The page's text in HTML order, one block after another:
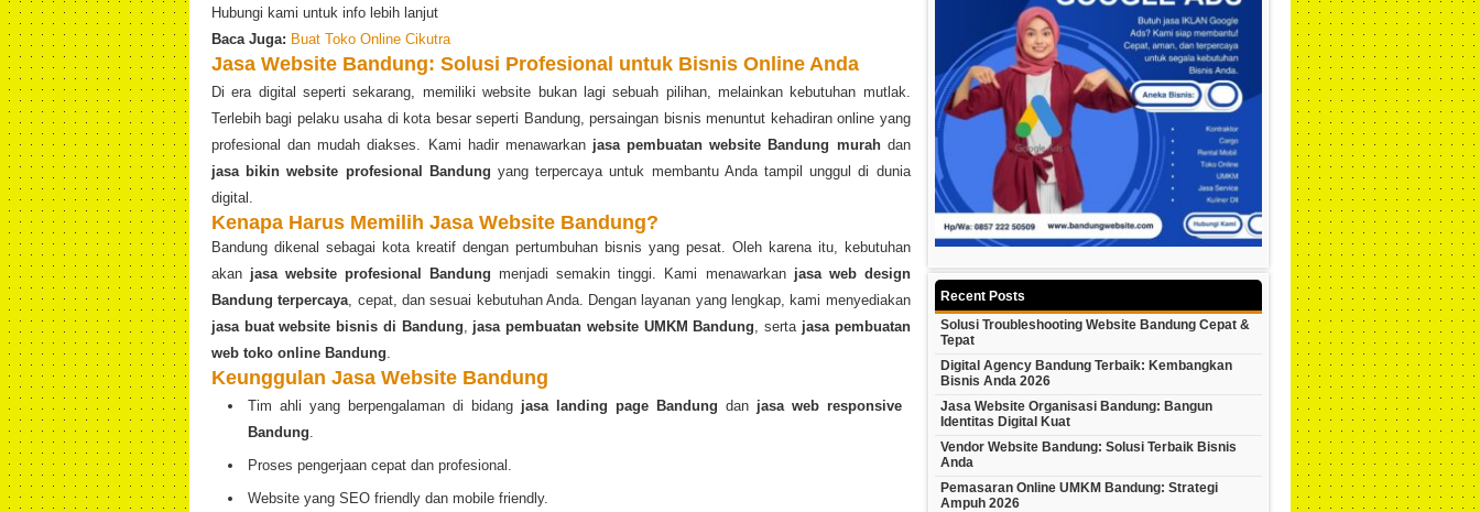
Hubungi kami untuk info lebih lanjut
Baca Juga: Buat Toko Online Cikutra
Jasa Website Bandung: Solusi Profesional untuk Bisnis Online Anda
Di era digital seperti sekarang, memiliki website bukan lagi sebuah pilihan, melainkan kebutuhan mutlak.
Terlebih bagi pelaku usaha di kota besar seperti Bandung, persaingan bisnis menuntut kehadiran online yang
profesional dan mudah diakses. Kami hadir menawarkan jasa pembuatan website Bandung murahdan
jasa bikin website profesional Bandung yang terpercaya untuk membantu Anda tampil unggul di dunia
digital.
Kenapa Harus Memilih Jasa Website Bandung?
Bandung dikenal sebagai kota kreatif dengan pertumbuhan bisnis yang pesat. Oleh karena itu, kebutuhan
akan jasa website profesional Bandung menjadi semakin tinggi. Kami menawarkan jasa web design
Bandung terpercaya , cepat, dan sesuai kebutuhan Anda. Dengan layanan yang lengkap, kami menyediakan
jasa buat website bisnis di Bandung
jasa pembuatan website UMKM Bandung , serta jasa pembuatan
web toko online Bandung
Keunggulan Jasa Website Bandung
Tim ahli yang berpengalaman di bidang jasa landing page Bandung dan jasa web responsive
Bandung
Proses pengerjaan cepat dan profesional.
Website yang SEO friendly dan mobile friendly.
Recent Posts
Solusi Troubleshooting Website Bandung Cepat &
Tepat
Digital Agency Bandung Terbaik: Kembangkan
Bisnis Anda 2026
Jasa Website Organisasi Bandung: Bangun
Identitas Digital Kuat
Vendor Website Bandung: Solusi Terbaik Bisnis
Anda
Pemasaran Online UMKM Bandung: Strategi
Ampuh 2026